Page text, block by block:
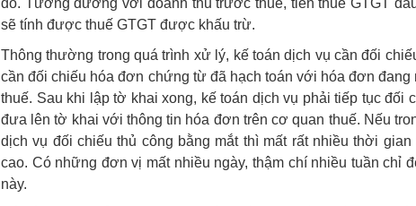
đó. Tương đương với doanh thu trước thuế, tiền thuế GTGT
sẽ tính được thuế GTGT được khấu trừ.
Thông thường trong quá trình xử lý, kế toán dịch vụ cần đối
cần đối chiếu hóa đơn chứng từ đã hạch toán với hóa đơn đang
thuế. Sau khi lập tờ khai xong, kế toán dịch vụ phải tiếp tục đối
đưa lên tờ khai với thông tin hóa đơn trên cơ quan thuế. Nếu
dịch vụ đối chiếu thủ công bằng mắt thì mất rất nhiều thời
cao. Có những đơn vị mất nhiều ngày, thậm chí nhiều tuần chỉ
này.